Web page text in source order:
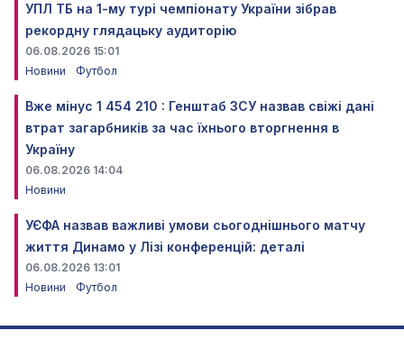
УПЛ ТБ на 1-му турі чемпіонату України зібрав
рекордну глядацьку аудиторію
06.08.2026 15:01
Новини
Футбол
Вже мінус 1 454 210 : Генштаб ЗСУ назвав свіжі дані
втрат загарбників за час їхнього вторгнення в
Україну
06.08.2026 14:04
Новини
УЄФА назвав важливі умови сьогоднішнього матчу
життя Динамо у Лізі конференцій: деталі
06.08.2026 13:01
Новини
Футбол